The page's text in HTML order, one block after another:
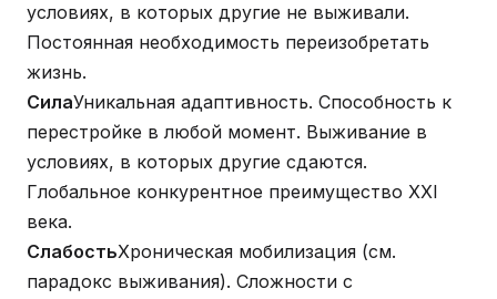
условиях, в которых другие не выживали.
Постоянная необходимость переизобретать
жизнь.
СилаУникальная адаптивность. Способность к
перестройке в любой момент. Выживание в
условиях, в которых другие сдаются.
Глобальное конкурентное преимущество XXI
века.
СлабостьХроническая мобилизация (см.
парадокс выживания). Сложности с